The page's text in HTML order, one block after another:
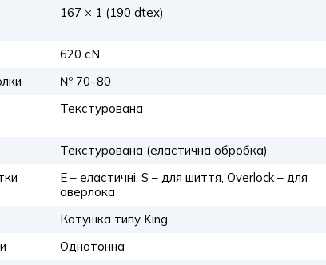
167 × 1 (190 dtex)
620 сN
№ 70–80
Текстурована
Текстурована (еластична обробка)
E – еластичні, S – для шиття, Overlock – для
оверлока
Котушка типу King
Однотонна